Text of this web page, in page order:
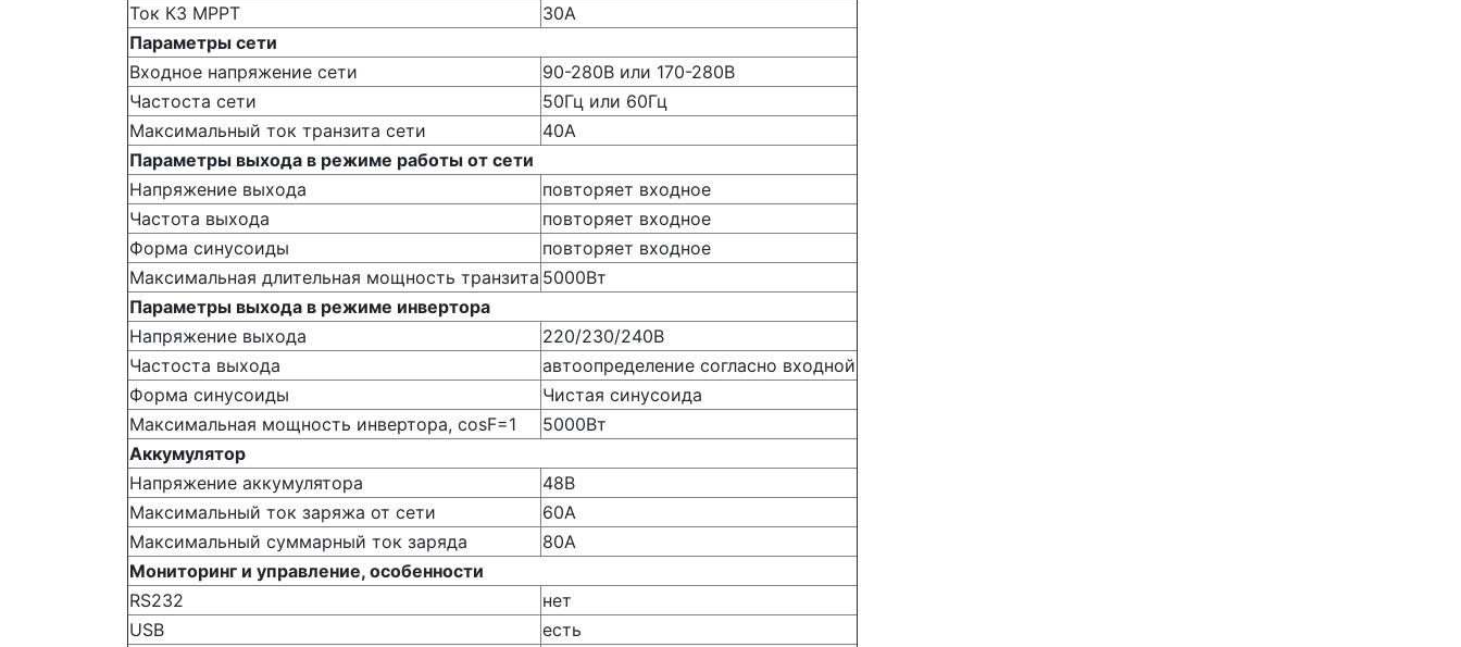
Ток КЗ МРРТ
30А
Параметры сети
Входное напряжение сети
90-280В или 170-280В
Частоста сети
50Гц или 60Гц
Максимальный ток транзита сети
40А
Параметры выхода в режиме работы от сети
Напряжение выхода
повторяет входное
Частота выхода
повторяет входное
Форма синусоиды
повторяет входное
Максимальная длительная мощность транзита 5000Вт
Параметры выхода в режиме инвертора
Напряжение выхода
220/230/240В
Частоста выхода
автоопределение согласно входной
Форма синусоиды
Чистая синусоида
Максимальная мощность инвертора, соsF=1
5000Вт
Аккумулятор
Напряжение аккумулятора
48В
Максимальный ток заряжа от сети
60А
Максимальный суммарный ток заряда
80А
Мониторинг и управление, особенности
RS232
нет
USB
есть